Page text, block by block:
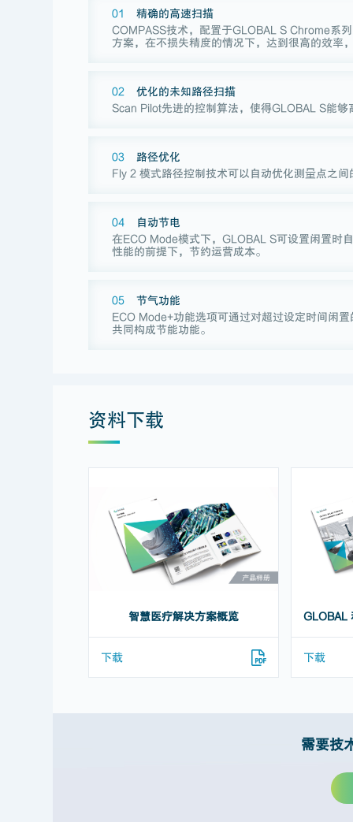
01
精确的高速扫描
COMPASS技术，配置于GLOBAL S Chrome系
方案，在不损失精度的情况下，达到很高的效率
02
优化的未知路径扫描
Scan Pilot先进的控制算法，使得GLOBAL S能
03
路径优化
Fly 2 模式路径控制技术可以自动优化测量点之
04
自动节电
在ECO Mode模式下，GLOBAL S可设置闲置时
性能的前提下，节约运营成本。
05
节气功能
ECO Mode+功能选项可通过对超过设定时间闲
共同构成节能功能。
资料下载
智慧医疗解决方案概览
下载 下载
需要技